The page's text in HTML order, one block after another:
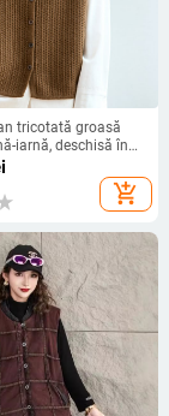
tricotată groasă
iarnă, deschisă în
V, mărime plus
add_shopping_cart